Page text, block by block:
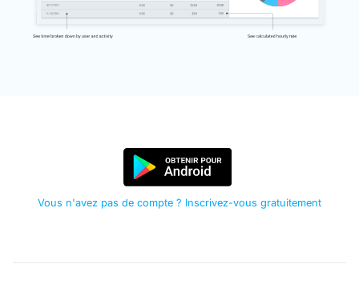
Vous n'avez pas de compte ? Inscrivez-vous gratuitement